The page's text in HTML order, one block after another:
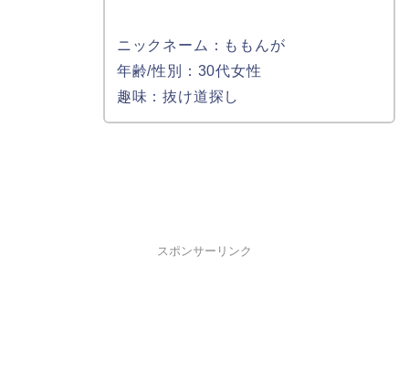
ニックネーム：ももんが
年齢/性別：30代女性
趣味：抜け道探し
スポンサーリンク